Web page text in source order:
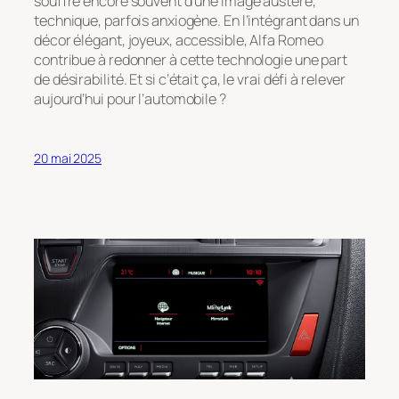
technique, parfois anxiogène. En l’intégrant dans un
décor élégant, joyeux, accessible, Alfa Romeo
contribue à redonner à cette technologie une part
de désirabilité. Et si c’était ça, le vrai défi à relever
aujourd’hui pour l’automobile ?
20 mai 2025